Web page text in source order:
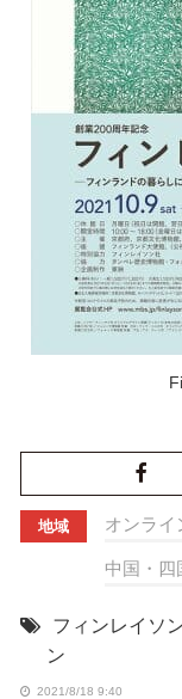
地域 オンライ
中国・四
フィンレイソ
ン
2021/8/18 9:40